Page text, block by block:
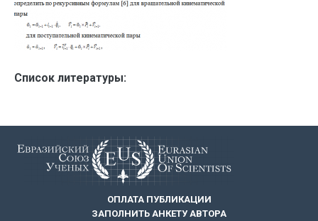
Список литературы:
ОПЛАТА ПУБЛИКАЦИИ
ЗАПОЛНИТЬ АНКЕТУ АВТОРА